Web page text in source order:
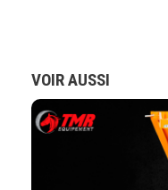
VOIR AUSSI